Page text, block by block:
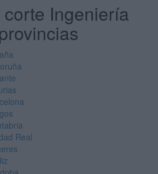
Ingeniería
Real